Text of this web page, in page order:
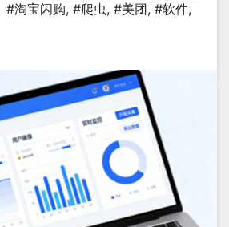
#淘宝闪购, #爬虫, #美团, #软件,